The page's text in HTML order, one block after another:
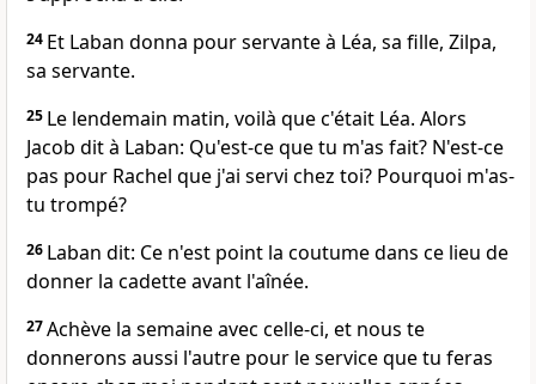
24 Et Laban donna pour servante à Léa, sa fille, Zilpa,
sa servante.
25 Le lendemain matin, voilà que c'était Léa. Alors
Jacob dit à Laban: Qu'est-ce que tu m'as fait? N'est-ce
pas pour Rachel que j'ai servi chez toi? Pourquoi m'as-
tu trompé?
26 Laban dit: Ce n'est point la coutume dans ce lieu de
donner la cadette avant l'aînée.
27Achève la semaine avec celle-ci, et nous te
donnerons aussi l'autre pour le service que tu feras